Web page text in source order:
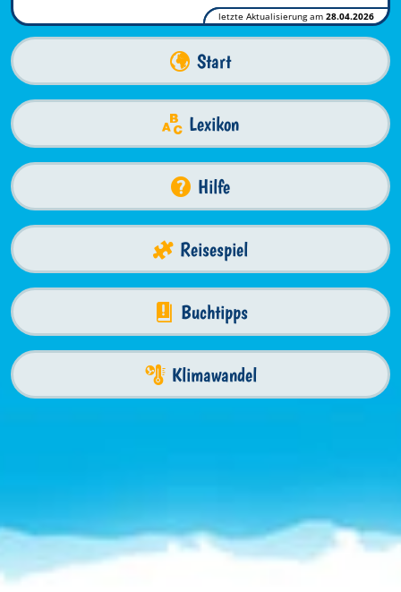
letzte Aktualisierung am 28.04.2026
Start
Lexikon
Hilfe
Reisespiel
Buchtipps
Klimawandel